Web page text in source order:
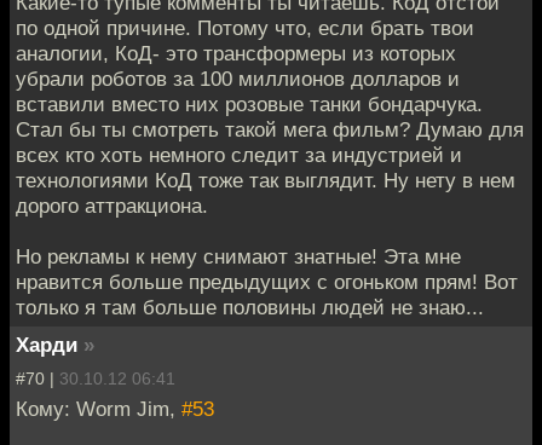
по одной причине. Потому что, если брать твои
аналогии, КоД- это трансформеры из которых
убрали роботов за 100 миллионов долларов и
вставили вместо них розовые танки бондарчука.
Стал бы ты смотреть такой мега фильм? Думаю для
всех кто хоть немного следит за индустрией и
технологиями КоД тоже так выглядит. Ну нету в нем
дорого аттракциона.
Но рекламы к нему снимают знатные! Эта мне
нравится больше предыдущих с огоньком прям! Вот
только я там больше половины людей не знаю...
Харди »
#70 | 30.10.12 06:41
Кому: Worm Jim, #53